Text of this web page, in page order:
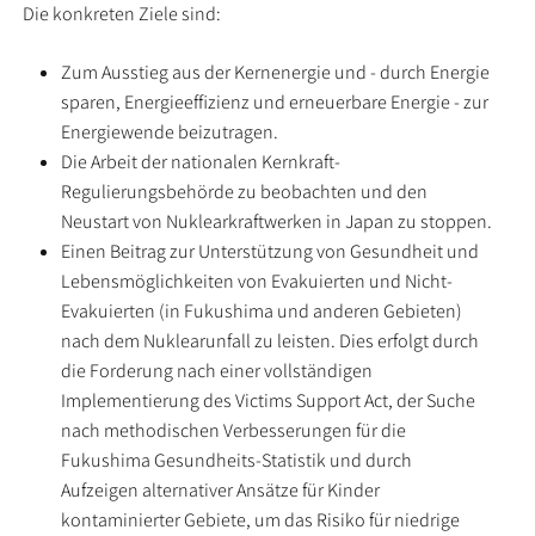
Die konkreten Ziele sind:
Zum Ausstieg aus der Kernenergie und - durch Energie
sparen, Energieeffizienz und erneuerbare Energie - zur
Energiewende beizutragen.
Die Arbeit der nationalen Kernkraft-
Regulierungsbehörde zu beobachten und den
Neustart von Nuklearkraftwerken in Japan zu stoppen.
Einen Beitrag zur Unterstützung von Gesundheit und
Lebensmöglichkeiten von Evakuierten und Nicht-
Evakuierten (in Fukushima und anderen Gebieten)
nach dem Nuklearunfall zu leisten. Dies erfolgt durch
die Forderung nach einer vollständigen
Implementierung des Victims Support Act, der Suche
nach methodischen Verbesserungen für die
Fukushima Gesundheits-Statistik und durch
Aufzeigen alternativer Ansätze für Kinder
kontaminierter Gebiete, um das Risiko für niedrige